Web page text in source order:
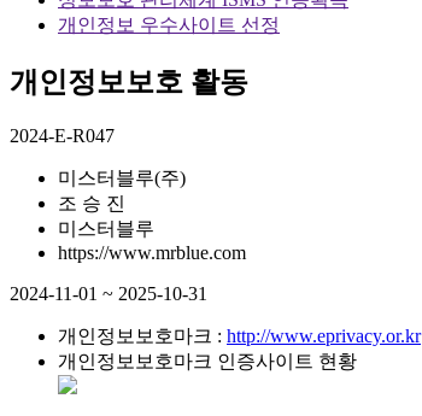
개인정보 우수사이트 선정
개인정보보호 활동
2024-E-R047
미스터블루(주)
조 승 진
미스터블루
https://www.mrblue.com
2024-11-01 ~ 2025-10-31
개인정보보호마크 : http://www.eprivacy.or.kr
개인정보보호마크 인증사이트 현황